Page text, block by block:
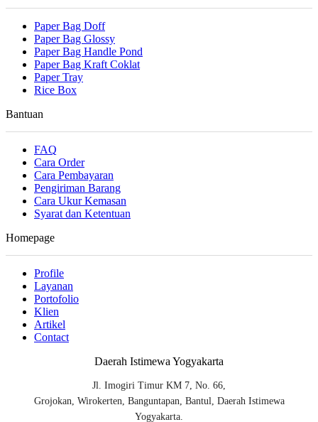
Paper Bag Doff
Paper Bag Glossy
Paper Bag Handle Pond
Paper Bag Kraft Coklat
Paper Tray
Rice Box
Bantuan
FAQ
Cara Order
Cara Pembayaran
Pengiriman Barang
Cara Ukur Kemasan
Syarat dan Ketentuan
Homepage
Profile
Layanan
Portofolio
Klien
Artikel
Contact
Daerah Istimewa Yogyakarta
Jl. Imogiri Timur KM 7, No. 66,
Grojokan, Wirokerten, Banguntapan, Bantul, Daerah Istimewa
Yogyakarta.